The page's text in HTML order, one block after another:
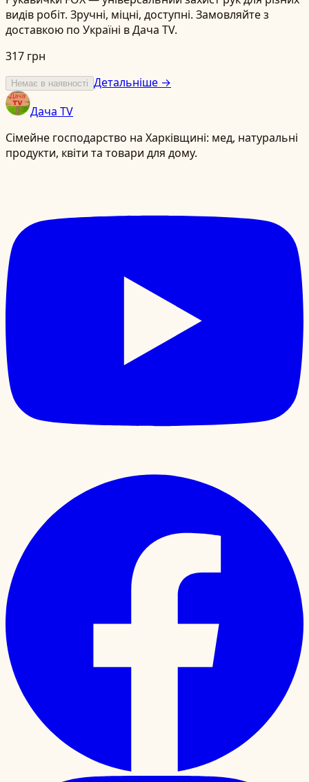
видів робіт. Зручні, міцні, доступні. Замовляйте з
доставкою по Україні в Дача TV.
317 грн
Немає в наявності Детальніше →
Дача TV
Сімейне господарство на Харківщині: мед, натуральні
продукти, квіти та товари для дому.